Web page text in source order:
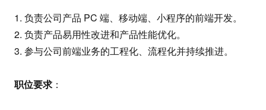
1. 负责公司产品 PC 端、移动端、小程序的前端开发。
2. 负责产品易用性改进和产品性能优化。
3. 参与公司前端业务的工程化、流程化并持续推进。
职位要求 ：